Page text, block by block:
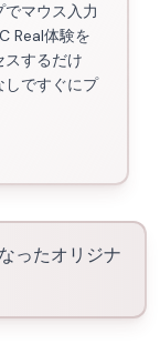
マウス入力
Real体験を
するだけ
しですぐにプ
ったオリジナ